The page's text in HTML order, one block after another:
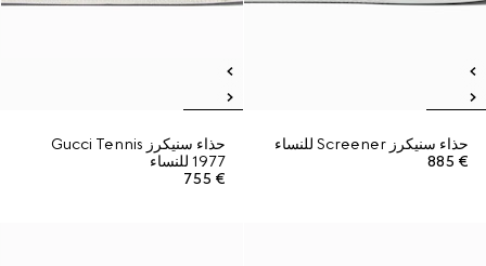
حذاء سنيكرز Screener للنساء
€ 885
حذاء سنيكرز Gucci Tennis
1977 للنساء
€ 755